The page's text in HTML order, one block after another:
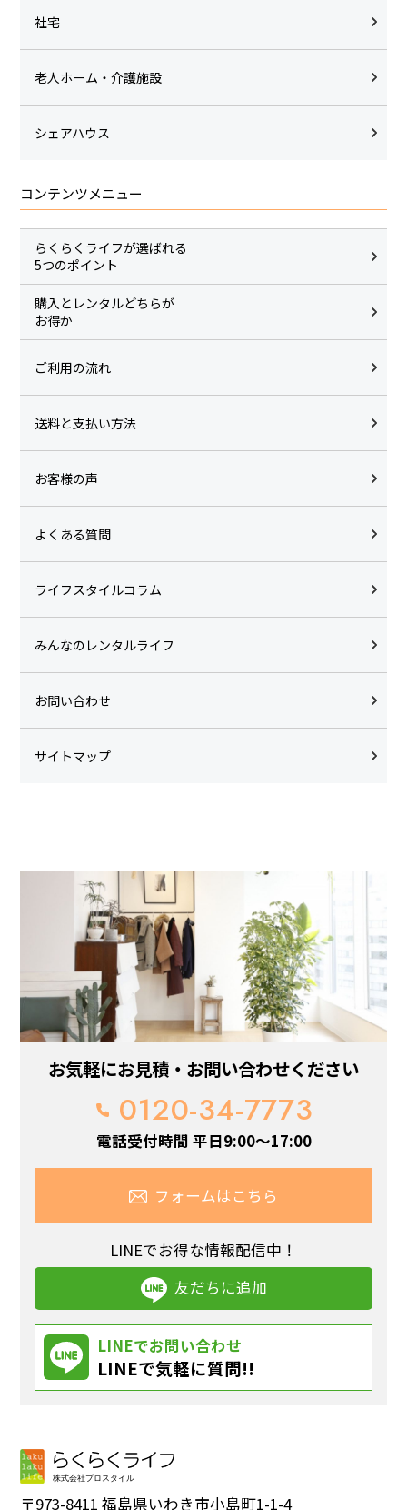
社宅
老人ホーム・介護施設
シェアハウス
コンテンツメニュー
らくらくライフが選ばれる
5つのポイント
購入とレンタルどちらが
お得か
ご利用の流れ
送料と支払い方法
お客様の声
よくある質問
ライフスタイルコラム
みんなのレンタルライフ
お問い合わせ
サイトマップ
お気軽にお見積・お問い合わせください
0120-34-7773
電話受付時間 平日9:00～17:00
フォームはこちら
LINEでお得な情報配信中！
友だちに追加
LINEでお問い合わせ
LINEで気軽に質問!!
〒973-8411 福島県いわき市小島町1-1-4